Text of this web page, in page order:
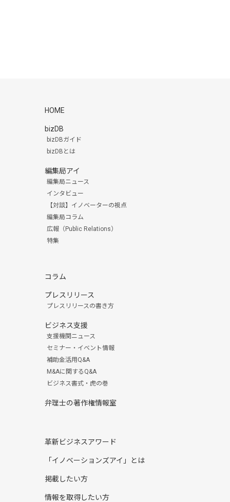
HOME
bizDB
bizDBガイド
bizDBとは
編集局アイ
編集局ニュース
インタビュー
【対談】イノベーターの視点
編集局コラム
広報（Public Relations）
特集
コラム
プレスリリース
プレスリリースの書き方
ビジネス支援
支援機関ニュース
セミナー・イベント情報
補助金活用Q&A
M&Aに関するQ&A
ビジネス書式・虎の巻
弁理士の著作権情報室
革新ビジネスアワード
「イノベーションズアイ」とは
掲載したい方
情報を取得したい方